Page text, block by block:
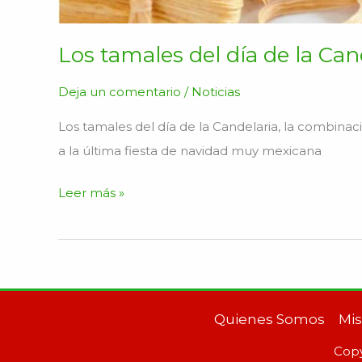
Los tamales del día de la
Deja un comentario / Noticias
Los tamales del día de la Candelaria, la
a la última fiesta de navidad muy mexicana
Leer más »
Quienes Somos